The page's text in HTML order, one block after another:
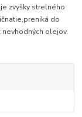
zvyšky strelného
do
nevhodných olejov.